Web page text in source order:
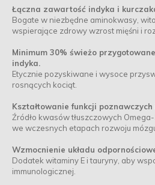
Łączna zawartość indyka i
Bogate w niezbędne aminokwasy,
wspierające zdrowy wzrost mięśni i
Minimum 30% świeżo
indyka.
Etycznie pozyskiwane i wysoce
rosnących kociąt.
Kształtowanie funkcji
Źródło kwasów tłuszczowych
we wczesnych etapach rozwoju
Wzmocnienie układu
Dodatek witaminy E i tauryny, aby
immunologicznej.